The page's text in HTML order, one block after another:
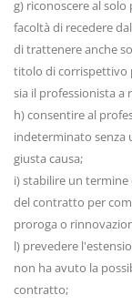
g) riconoscere al
facoltà di recedere
di trattenere anche
titolo di corrispettivo
sia il professionista a
h) consentire al
indeterminato senza
giusta causa;
i) stabilire un termine
del contratto per
proroga o
l) prevedere
non ha avuto la
contratto;